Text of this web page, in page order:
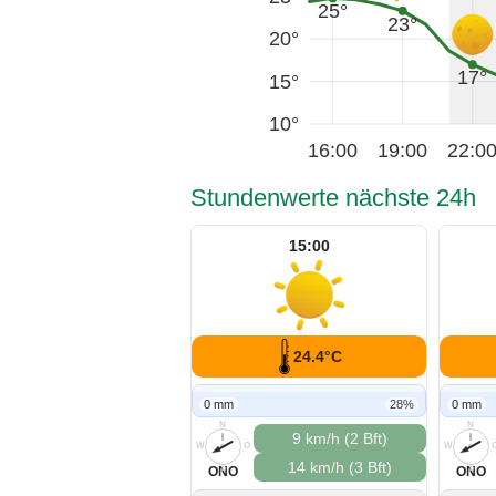
10°
15°
20°
25°
23°
17°
16:00 19:00 22:00
Stundenwerte nächste 24h
15:00
24.4°C
0 mm 28%
N
O
S
W
ONO
9 km/h (2 Bft)
14 km/h (3 Bft)
0 mm
N
S
W
ONO